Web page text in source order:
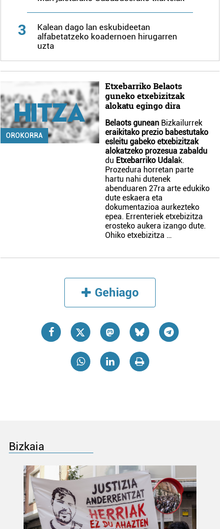
3
Kalean dago lan eskubideetan
alfabetatzeko koadernoen hirugarren
uzta
OROKORRA
Etxebarriko Belaots
guneko etxebizitzak
alokatu egingo dira
Belaots guneanBizkailurrek
eraikitako prezio babestutako
esleitu gabeko etxebizitzak
alokatzeko prozesua zabaldu
du Etxebarriko Udalak.
Prozedura horretan parte
hartu nahi dutenek
abenduaren 27ra arte edukiko
dute eskaera eta
dokumentazioa aurkezteko
epea. Errenteriek etxebizitza
erosteko aukera izango dute.
Ohiko etxebizitza …
Gehiago
Bizkaia